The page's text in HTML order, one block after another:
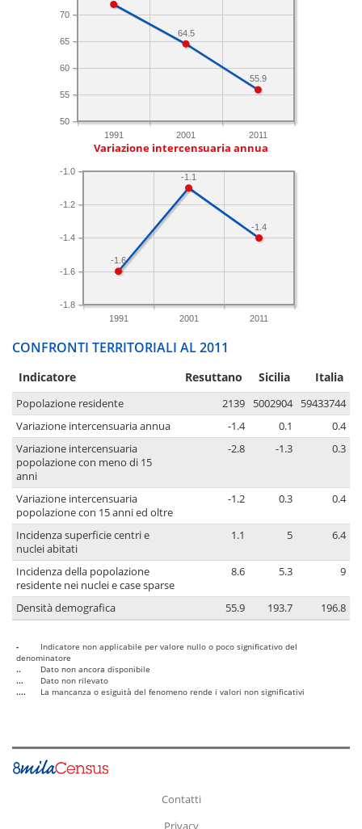
1991 2001 2011
50
55
60
65
70
55.9
64.5
Variazione intercensuaria annua
1991 2001 2011
-1.8
-1.6
-1.4
-1.2
-1.0
-1.4
-1.1
-1.6
CONFRONTI TERRITORIALI AL 2011
Indicatore Resuttano Sicilia Italia
Popolazione residente 2139 5002904
59433744
Variazione intercensuaria annua
-1.4 0.1
0.4
Variazione intercensuaria
popolazione con meno di 15
anni
-2.8 -1.3 0.3
Variazione intercensuaria
popolazione con 15 anni ed oltre
-1.2 0.3 0.4
Incidenza superficie centri e
nuclei abitati
1.1 5 6.4
Incidenza della popolazione
residente nei nuclei e case sparse
8.6 5.3 9
Densità demografica 55.9 193.7 196.8
-
Indicatore non applicabile per valore nullo o poco significativo del
denominatore
..
Dato non ancora disponibile
...
Dato non rilevato
....
La mancanza o esiguità del fenomeno rende i valori non significativi
Contatti
Privacy